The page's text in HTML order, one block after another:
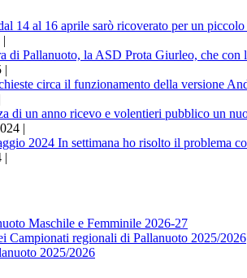
|
|
|
Maschile e Femminile 2026-27
Campionati regionali di Pallanuoto 2025/2026
2025/2026